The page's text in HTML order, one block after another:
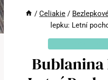
/ Celiakie /
lepku: Letní
Bublanina